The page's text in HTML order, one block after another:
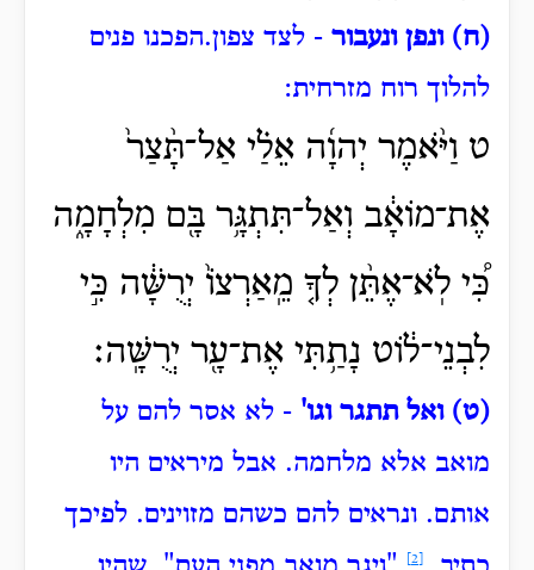
(ח) ונפן ונעבור - לצד צפון.הפכנו פנים
להלוך רוח מזרחית:
ט וַיֹּ֨אמֶר יְהוָ֜ה אֵלַ֗י אַל־תָּ֨צַר֙
אֶת־מוֹאָ֔ב וְאַל־תִּתְגָּ֥ר בָּ֖ם מִלְחָמָ֑ה
כִּ֠י לֹֽא־אֶתֵּ֨ן לְךָ֤ מֵֽאַרְצוֹ֙ יְרֻשָּׁ֔ה כִּ֣י
לִבְנֵי־ל֔וֹט נָתַ֥תִּי אֶת־עָ֖ר יְרֻשָּֽׁה׃
(ט) ואל תתגר וגו' - לא אסר להם על
מואב אלא מלחמה. אבל מיראים היו
אותם. ונראים להם כשהם מזוינים. לפיכך